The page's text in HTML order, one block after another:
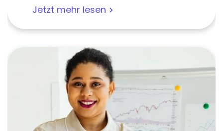
Jetzt mehr lesen